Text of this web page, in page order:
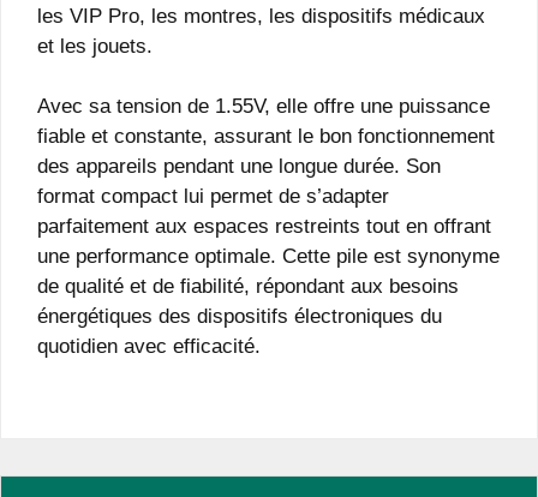
les VIP Pro, les montres, les dispositifs médicaux
et les jouets.
Avec sa tension de 1.55V, elle offre une puissance
fiable et constante, assurant le bon fonctionnement
des appareils pendant une longue durée. Son
format compact lui permet de s’adapter
parfaitement aux espaces restreints tout en offrant
une performance optimale. Cette pile est synonyme
de qualité et de fiabilité, répondant aux besoins
énergétiques des dispositifs électroniques du
quotidien avec efficacité.